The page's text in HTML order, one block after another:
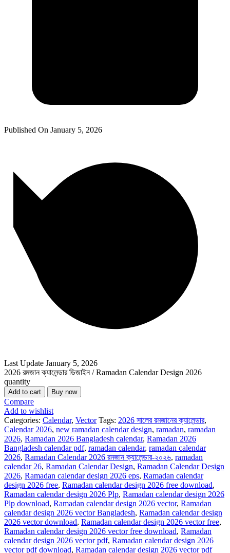
Published On January 5, 2026
Last Update January 5, 2026
2026 রমজান ক্যালেন্ডার ডিজাইন / Ramadan Calendar Design 2026
quantity
Add to cart Buy now
Compare
Add to wishlist
Categories: Calendar, Vector Tags: 2026 সালের রমজানের ক্যালেন্ডার,
Calendar 2026, new ramadan calendar design, ramadan, ramadan
2026, Ramadan 2026 Bangladesh calendar, Ramadan 2026
Bangladesh calendar pdf, ramadan calendar, ramadan calendar
2026, Ramadan Calendar 2026 রমজান ক্যালেন্ডার-২০২৬, ramadan
calendar 26, Ramadan Calendar Design, Ramadan Calendar Design
2026, Ramadan calendar design 2026 eps, Ramadan calendar
design 2026 free, Ramadan calendar design 2026 free download,
Ramadan calendar design 2026 Plp, Ramadan calendar design 2026
Plp download, Ramadan calendar design 2026 vector, Ramadan
calendar design 2026 vector Bangladesh, Ramadan calendar design
2026 vector download, Ramadan calendar design 2026 vector free,
Ramadan calendar design 2026 vector free download, Ramadan
calendar design 2026 vector pdf, Ramadan calendar design 2026
vector pdf download, Ramadan calendar design 2026 vector pdf